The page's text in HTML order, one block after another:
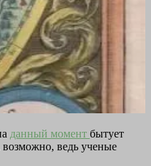
данный момент бытует
возможно, ведь ученые